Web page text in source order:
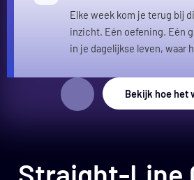
Elke week kom je terug bij
inzicht. Eén oefening. Eén
in je dagelijkse leven, waar
Bekijk hoe het